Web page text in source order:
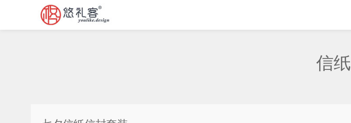
信纸